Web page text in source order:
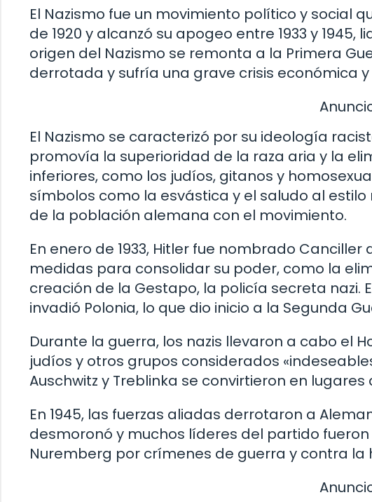
El Nazismo fue un movimiento político y social
de 1920 y alcanzó su apogeo entre 1933 y
origen del Nazismo se remonta a la Primera
derrotada y sufría una grave crisis económica y
El Nazismo se caracterizó por su ideología
promovía la superioridad de la raza aria y la
inferiores, como los judíos, gitanos y
símbolos como la esvástica y el saludo al
de la población alemana con el movimiento.
En enero de 1933, Hitler fue nombrado
medidas para consolidar su poder, como la
creación de la Gestapo, la policía secreta nazi.
invadió Polonia, lo que dio inicio a la Segunda
Durante la guerra, los nazis llevaron a cabo el
judíos y otros grupos considerados
Auschwitz y Treblinka se convirtieron en
En 1945, las fuerzas aliadas derrotaron a
desmoronó y muchos líderes del partido
Nuremberg por crímenes de guerra y contra la